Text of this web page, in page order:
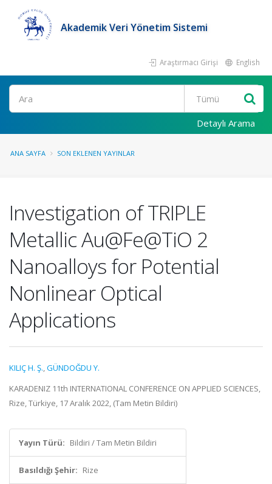
Akademik Veri Yönetim Sistemi
Araştırmacı Girişi English
Ara
Detaylı Arama
ANA SAYFA SON EKLENEN YAYINLAR
Investigation of TRIPLE
Metallic Au@Fe@TiO 2
Nanoalloys for Potential
Nonlinear Optical
Applications
KILIÇ H. Ş.,GÜNDOĞDU Y.
KARADENIZ 11th INTERNATIONAL CONFERENCE ON APPLIED SCIENCES,
Rize, Türkiye, 17 Aralık 2022, (Tam Metin Bildiri)
Yayın Türü: Bildiri / Tam Metin Bildiri
Basıldığı Şehir: Rize